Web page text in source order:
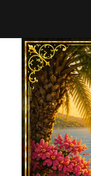
content